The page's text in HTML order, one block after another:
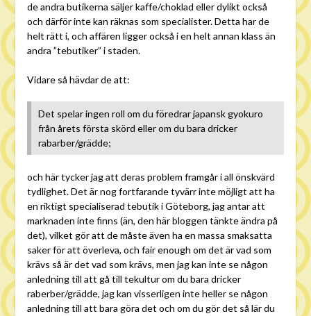
de andra butikerna säljer kaffe/choklad eller dylikt också
och därför inte kan räknas som specialister. Detta har de
helt rätt i, och affären ligger också i en helt annan klass än
andra ”tebutiker” i staden.
Vidare så hävdar de att:
Det spelar ingen roll om du föredrar japansk gyokuro
från årets första skörd eller om du bara dricker
rabarber/grädde;
och här tycker jag att deras problem framgår i all önskvärd
tydlighet. Det är nog fortfarande tyvärr inte möjligt att ha
en riktigt specialiserad tebutik i Göteborg, jag antar att
marknaden inte finns (än, den här bloggen tänkte ändra på
det), vilket gör att de måste även ha en massa smaksatta
saker för att överleva, och fair enough om det är vad som
krävs så är det vad som krävs, men jag kan inte se någon
anledning till att gå till tekultur om du bara dricker
raberber/grädde, jag kan visserligen inte heller se någon
anledning till att bara göra det och om du gör det så lär du